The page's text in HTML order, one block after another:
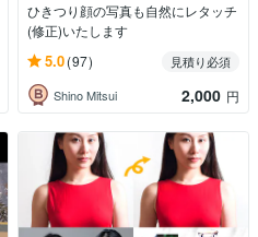
ひきつり顔の写真も自然にレタッチ
(修正)いたします
5.0(97)
見積り必須
Shino Mitsui
2,000 円